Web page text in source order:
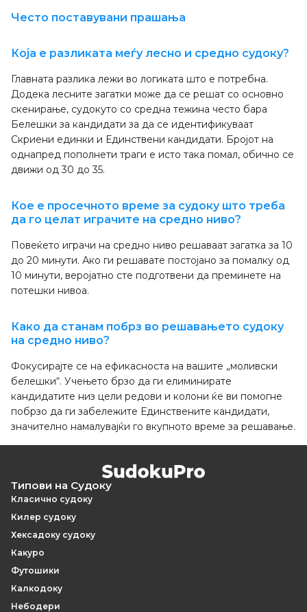
Често поставувани прашања
Која е разликата меѓу лесно и средно судоку?
Главната разлика лежи во логиката што е потребна.
Додека лесните загатки може да се решат со основно
скенирање, судокуто со средна тежина често бара
Белешки за кандидати за да се идентификуваат
Скриени единки и Единствени кандидати. Бројот на
однапред пополнети траги е исто така помал, обично се
движи од 30 до 35.
Кое е просечното време за судоку што треба
да го целат играчите на средно ниво?
Повеќето играчи на средно ниво решаваат загатка за 10
до 20 минути. Ако ги решавате постојано за помалку од
10 минути, веројатно сте подготвени да преминете на
потешки нивоа.
Како да станам побрз во решавањето судоку
на средно ниво?
Фокусирајте се на ефикасноста на вашите „моливски
белешки“. Учењето брзо да ги елиминирате
кандидатите низ цели редови и колони ќе ви помогне
побрзо да ги забележите Единствените кандидати,
значително намалувајќи го вкупното време за решавање.
Типови на Судоку
Класично судоку
Килер судоку
Хексадоку судоку
Какуро
Футошики
Калкодоку
Небодери